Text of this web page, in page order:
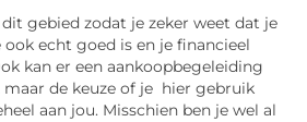
gebied zodat je zeker weet dat je
ook echt goed is en je financieel
kan er een aankoopbegeleiding
de keuze of je hier gebruik
aan jou. Misschien ben je wel al